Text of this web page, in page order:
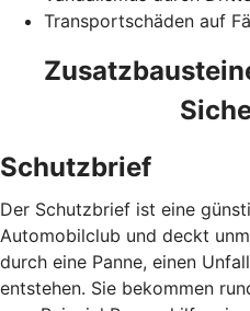
Transportschäden auf
Schutzbrief
Der Schutzbrief ist eine
Automobilclub und deckt
durch eine Panne, einen
entstehen. Sie bekommen